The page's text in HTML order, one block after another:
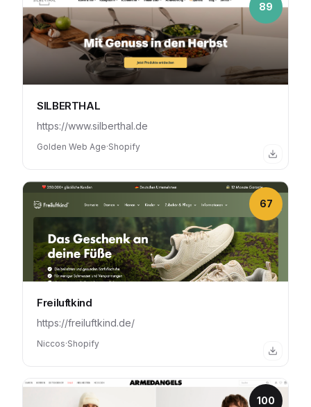
89
SILBERTHAL
https://www.silberthal.de
Golden Web Age·Shopify
67
Freiluftkind
https://freiluftkind.de/
Niccos·Shopify
100